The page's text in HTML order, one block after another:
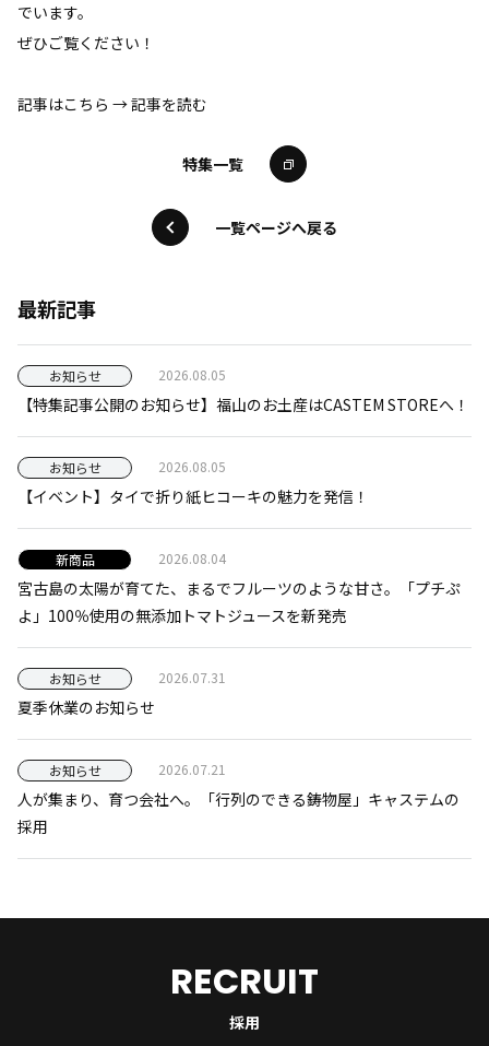
でいます。
ぜひご覧ください！
記事はこちら →記事を読む
特集一覧
一覧ページへ戻る
最新記事
お知らせ 2026.08.05
【特集記事公開のお知らせ】福山のお土産はCASTEM STOREへ！
お知らせ 2026.08.05
【イベント】タイで折り紙ヒコーキの魅力を発信！
新商品 2026.08.04
宮古島の太陽が育てた、まるでフルーツのような甘さ。「プチぷ
よ」100％使用の無添加トマトジュースを新発売
お知らせ 2026.07.31
夏季休業のお知らせ
お知らせ 2026.07.21
人が集まり、育つ会社へ。「行列のできる鋳物屋」キャステムの
採用
RECRUIT
採用